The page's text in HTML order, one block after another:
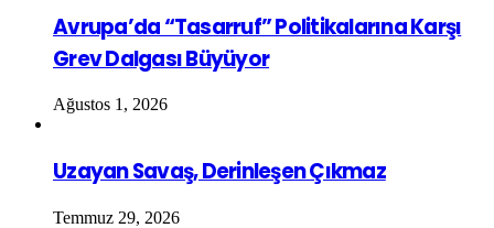
Avrupa’da “Tasarruf” Politikalarına Karşı
Grev Dalgası Büyüyor
Ağustos 1, 2026
Uzayan Savaş, Derinleşen Çıkmaz
Temmuz 29, 2026